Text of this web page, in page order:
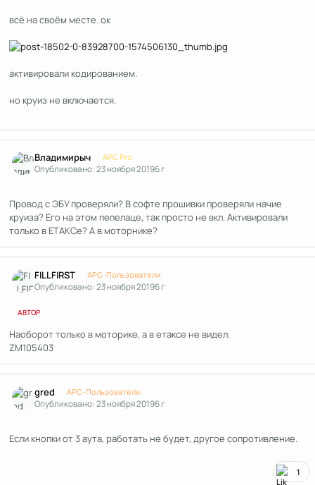
всё на своём месте. ок
активировали кодированием.
но круиз не включается.
Владимирыч APC Pro
Опубликовано:23 ноября 20196 г
Провод с ЭБУ проверяли? В софте прошивки проверяли начие
круиза? Его на этом пепелаце, так просто не вкл. Активировали
только в ЕТАКСе? А в моторнике?
FILLFIRST APC-Пользователи
Опубликовано:23 ноября 20196 г
АВТОР
Наоборот только в моторике, а в етаксе не видел.
ZM105403
gred APC-Пользователи
Опубликовано:23 ноября 20196 г
Если кнопки от 3 аута, работать не будет, другое сопротивление.
1